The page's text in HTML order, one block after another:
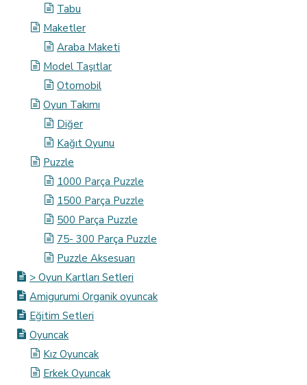
Tabu
Maketler
Araba Maketi
Model Taşıtlar
Otomobil
Oyun Takımı
Diğer
Kağıt Oyunu
Puzzle
1000 Parça Puzzle
1500 Parça Puzzle
500 Parça Puzzle
75- 300 Parça Puzzle
Puzzle Aksesuarı
> Oyun Kartları Setleri
Amigurumi Organik oyuncak
Eğitim Setleri
Oyuncak
Kız Oyuncak
Erkek Oyuncak